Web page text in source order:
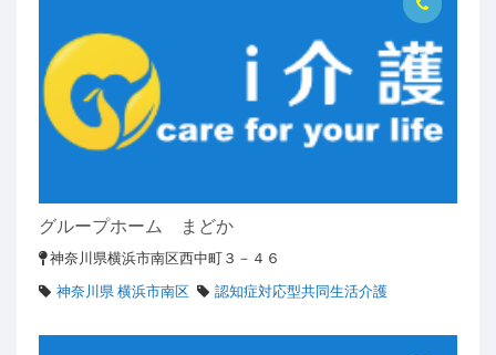
グループホーム まどか
神奈川県横浜市南区西中町３－４６
神奈川県 横浜市南区
認知症対応型共同生活介護